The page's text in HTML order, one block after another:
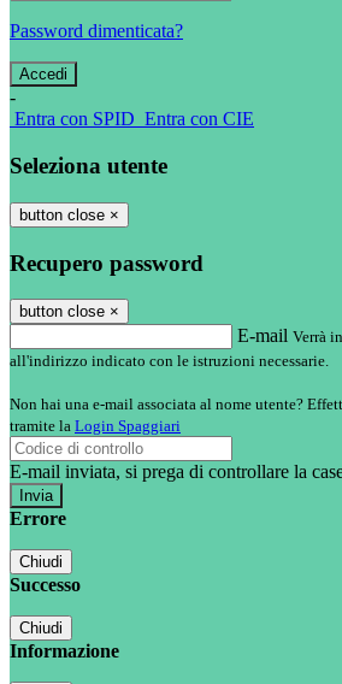
Password dimenticata?
-
Entra con SPID Entra con CIE
Seleziona utente
button close ×
Recupero password
button close ×
E-mail Verrà
all'indirizzo indicato con le istruzioni necessarie.
Non hai una e-mail associata al nome utente?
tramite la Login Spaggiari
E-mail inviata, si prega di controllare la
Errore
Chiudi
Successo
Chiudi
Informazione